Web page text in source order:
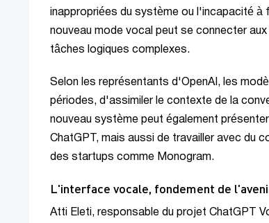
inappropriées du système ou l'incapacité
nouveau mode vocal peut se connecter
tâches logiques complexes.
Selon les représentants d'OpenAI, les
périodes, d'assimiler le contexte de la
nouveau système peut également
ChatGPT, mais aussi de travailler avec du
des startups comme Monogram.
L'interface vocale, fondement de
Atti Eleti, responsable du projet ChatGPT